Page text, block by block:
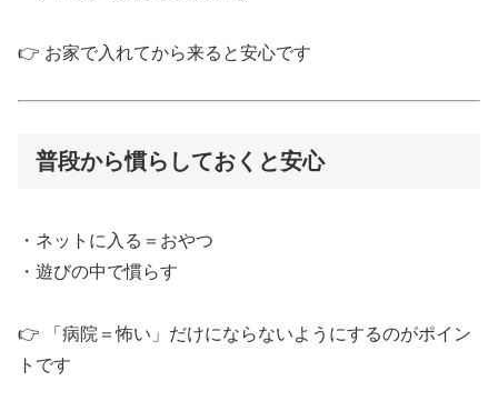
👉 お家で入れてから来ると安心です
普段から慣らしておくと安心
・ネットに入る＝おやつ
・遊びの中で慣らす
👉 「病院＝怖い」だけにならないようにするのがポイン
トです